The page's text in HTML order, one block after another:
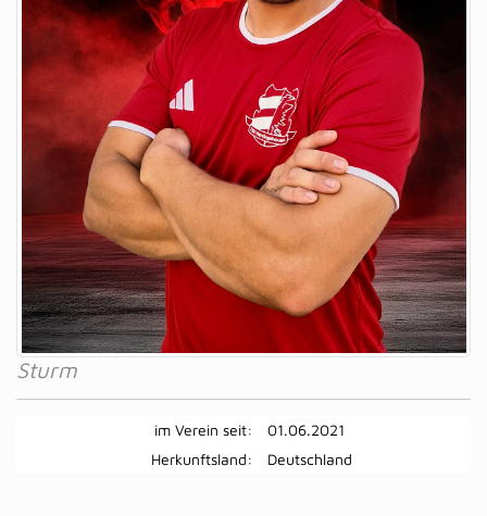
Sturm
im Verein seit:
01.06.2021
Herkunftsland:
Deutschland